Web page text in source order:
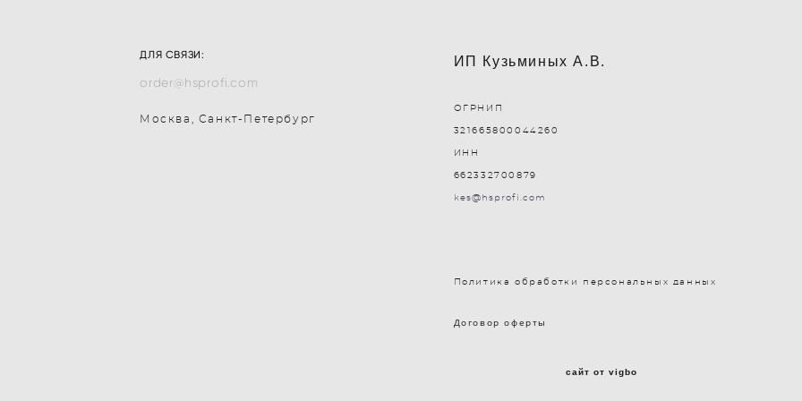
ДЛЯ СВЯЗИ:
order@hsprofi.com
Москва, Санкт-Петербург
ИП Кузьминых А.В.
ОГРНИП
321665800044260
ИНН
662332700879
kes@hsprofi.com
Политика обработки персональных данных
Договор оферты
сайт от vigbo